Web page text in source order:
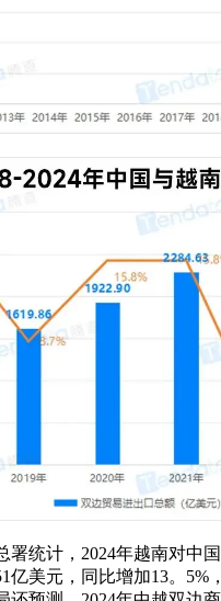
统计，2024年越南对中国
亿美元，同比增加13。5%